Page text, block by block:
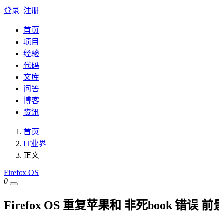
登录 注册
首页
项目
经验
代码
文库
问答
博客
资讯
首页
IT业界
正文
Firefox OS
0
Firefox OS 重复苹果和 非死book 错误 前